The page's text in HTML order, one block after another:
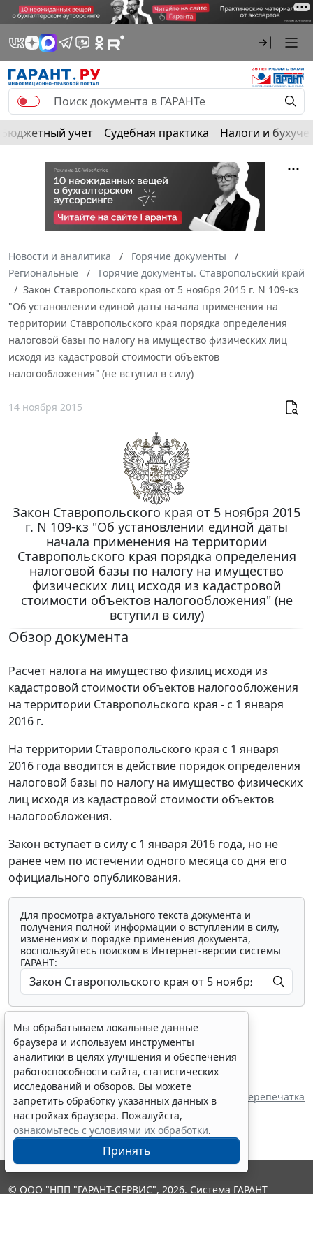
Бюджетный учет Судебная практика Налоги и
Новости и аналитика
Горячие документы
Региональные
Горячие документы. Ставропольский край
Закон Ставропольского края от 5 ноября 2015 г. N 109-кз
"Об установлении единой даты начала применения на
территории Ставропольского края порядка определения
налоговой базы по налогу на имущество физических лиц
исходя из кадастровой стоимости объектов
налогообложения" (не вступил в силу)
14 ноября 2015
Закон Ставропольского края от 5 ноября 2015
г. N 109-кз "Об установлении единой даты
начала применения на территории
Ставропольского края порядка определения
налоговой базы по налогу на имущество
физических лиц исходя из кадастровой
стоимости объектов налогообложения" (не
вступил в силу)
Обзор документа
Расчет налога на имущество физлиц исходя из
кадастровой стоимости объектов налогообложения
на территории Ставропольского края - с 1 января
2016 г.
На территории Ставропольского края с 1 января
2016 года вводится в действие порядок определения
налоговой базы по налогу на имущество физических
лиц исходя из кадастровой стоимости объектов
налогообложения.
Закон вступает в силу с 1 января 2016 года, но не
ранее чем по истечении одного месяца со дня его
официального опубликования.
Для просмотра актуального текста документа и
получения полной информации о вступлении в силу,
изменениях и порядке применения документа,
воспользуйтесь поиском в Интернет-версии системы
ГАРАНТ:
Показать все материалы
Источник: Дума Ставропольского края Перепечатка
Мы обрабатываем локальные данные
браузера и используем инструменты
аналитики в целях улучшения и обеспечения
работоспособности сайта, статистических
исследований и обзоров. Вы можете
запретить обработку указанных данных в
настройках браузера. Пожалуйста,
ознакомьтесь с условиями их обработки.
Принять
© ООО "НПП "ГАРАНТ-СЕРВИС", 2026. Система ГАРАНТ